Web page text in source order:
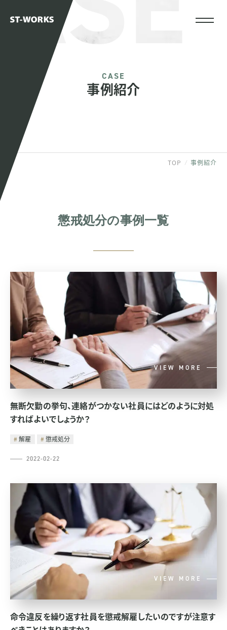
CASE
事例紹介
TOP 事例紹介
懲戒処分の事例一覧
VIEW MORE
無断欠勤の挙句、連絡がつかない社員にはどのように対処
すればよいでしょうか？
解雇 懲戒処分
2022-02-22
VIEW MORE
命令違反を繰り返す社員を懲戒解雇したいのですが注意す